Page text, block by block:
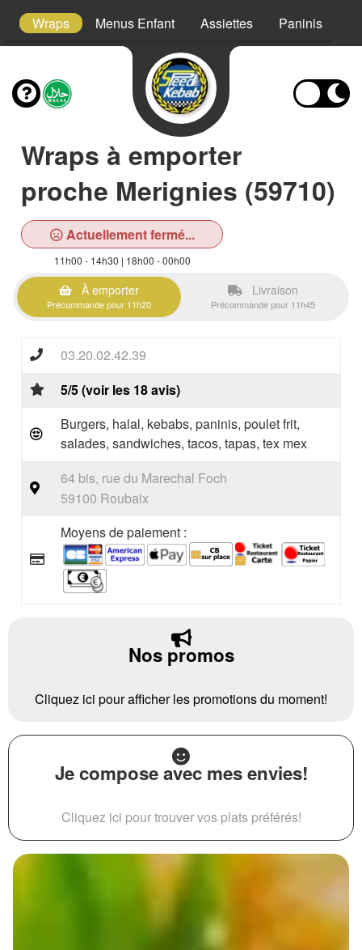
Wraps Menus Enfant Assiettes Paninis
Wraps à emporter
proche Merignies (59710)
Actuellement fermé...
11h00 - 14h30 | 18h00 - 00h00
À emporter
Précommande pour 11h20
Livraison
Précommande pour 11h45
03.20.02.42.39
5/5 (voir les 18 avis)
Burgers, halal, kebabs, paninis, poulet frit,
salades, sandwiches, tacos, tapas, tex mex
64 bis, rue du Marechal Foch
59100 Roubaix
Moyens de paiement :
Nos promos
Cliquez ici pour afficher les promotions du moment!
Je compose avec mes envies!
Cliquez ici pour trouver vos plats préférés!